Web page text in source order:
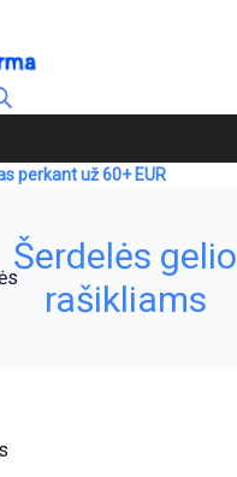
perkant už 60+ EUR
Šerdelės gelio
rašikliams